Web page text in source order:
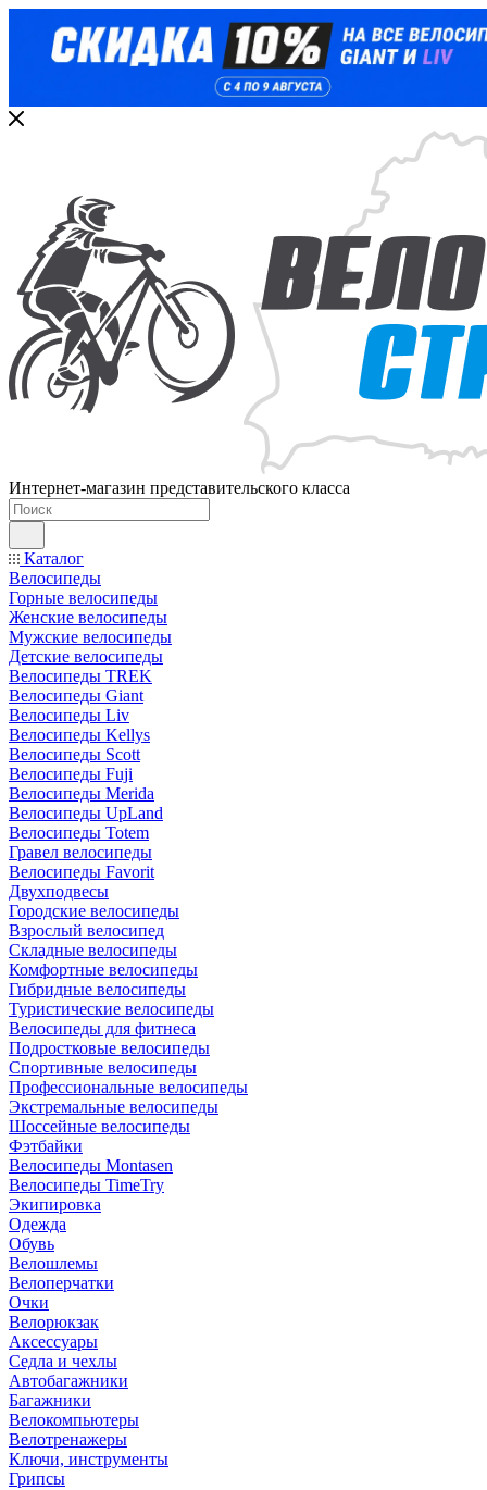
Интернет-магазин представительского класса
Каталог
Велосипеды
Горные велосипеды
Женские велосипеды
Мужские велосипеды
Детские велосипеды
Велосипеды TREK
Велосипеды Giant
Велосипеды Liv
Велосипеды Kellys
Велосипеды Scott
Велосипеды Fuji
Велосипеды Merida
Велосипеды UpLand
Велосипеды Totem
Гравел велосипеды
Велосипеды Favorit
Двухподвесы
Городские велосипеды
Взрослый велосипед
Складные велосипеды
Комфортные велосипеды
Гибридные велосипеды
Туристические велосипеды
Велосипеды для фитнеса
Подростковые велосипеды
Спортивные велосипеды
Профессиональные велосипеды
Экстремальные велосипеды
Шоссейные велосипеды
Фэтбайки
Велосипеды Montasen
Велосипеды TimeTry
Экипировка
Одежда
Обувь
Велошлемы
Велоперчатки
Очки
Велорюкзак
Аксессуары
Седла и чехлы
Автобагажники
Багажники
Велокомпьютеры
Велотренажеры
Ключи, инструменты
Грипсы